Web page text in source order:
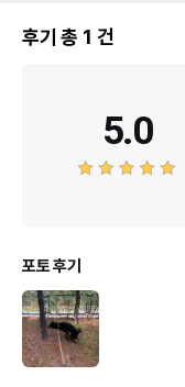
후기 총 1 건
5.0
포토 후기